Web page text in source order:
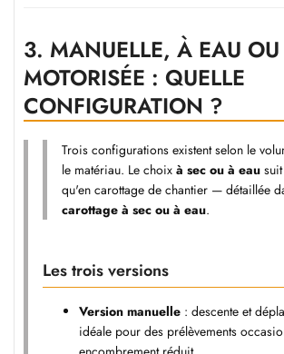
3. MANUELLE, À EAU OU
MOTORISÉE : QUELLE
CONFIGURATION ?
Trois configurations existent selon le
le matériau. Le choix à sec ou à eau
qu'en carottage de chantier — détaillée
carottage à sec ou à eau.
Les trois versions
Version manuelle : descente et
idéale pour des prélèvements